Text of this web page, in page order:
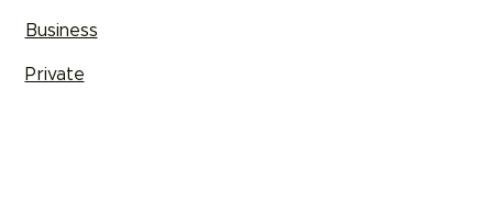
Business
Private